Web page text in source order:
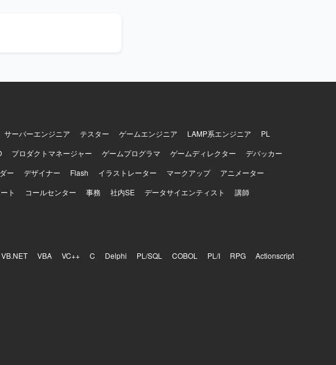
サーバーエンジニア テスター ゲームエンジニア LAMP系エンジニア
PL
プロダクトマネージャー ゲームプログラマ ゲームディレクター
デバッカー
ー デザイナー Flash イラストレーター マークアップ
アニメーター
ト コールセンター 事務 社内SE データサイエンティスト 講師
VB.NET VBA VC++ C Delphi PL/SQL COBOL PL/I RPG
Actionscript